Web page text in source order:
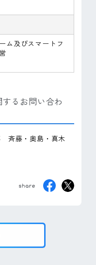
ム及びスマートフ
するお問い合わ
斉藤・奥島・真木